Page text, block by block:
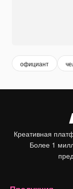
официант
Креативная
Более 1